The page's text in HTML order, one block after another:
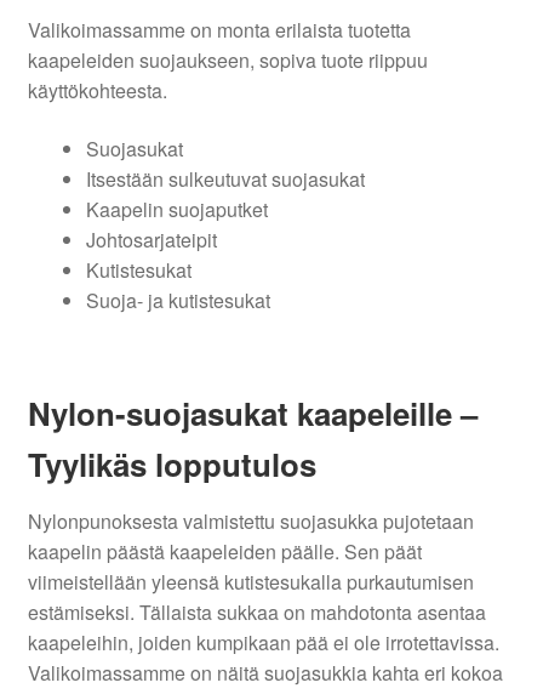
Valikoimassamme on monta erilaista tuotetta
kaapeleiden suojaukseen, sopiva tuote riippuu
käyttökohteesta.
Suojasukat
Itsestään sulkeutuvat suojasukat
Kaapelin suojaputket
Johtosarjateipit
Kutistesukat
Suoja- ja kutistesukat
Nylon-suojasukat kaapeleille –
Tyylikäs lopputulos
Nylonpunoksesta valmistettu suojasukka pujotetaan
kaapelin päästä kaapeleiden päälle. Sen päät
viimeistellään yleensä kutistesukalla purkautumisen
estämiseksi. Tällaista sukkaa on mahdotonta asentaa
kaapeleihin, joiden kumpikaan pää ei ole irrotettavissa.
Valikoimassamme on näitä suojasukkia kahta eri kokoa